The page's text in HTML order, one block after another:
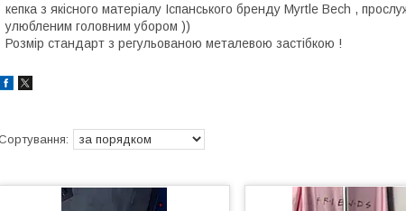
кепка з якісного матеріалу Іспанського бренду Myrtle Bech ,
улюбленим головним убором ))
Розмір стандарт з регульованою металевою застібкою !